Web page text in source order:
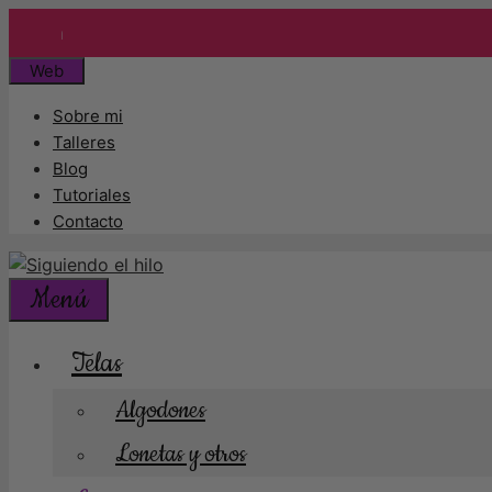
Saltar
contenido
Web
Sobre mi
Talleres
Blog
Tutoriales
Contacto
Menú
Telas
Algodones
Lonetas y otros